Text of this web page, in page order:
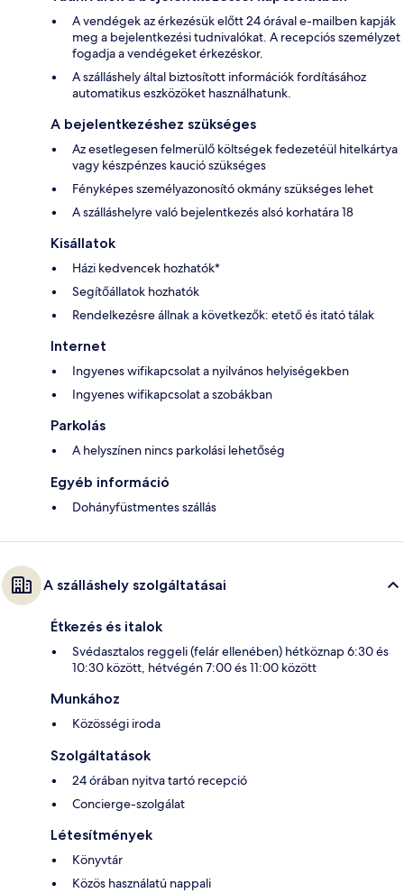
A vendégek az érkezésük előtt 24 órával e-mailben kapják
meg a bejelentkezési tudnivalókat. A recepciós személyzet
fogadja a vendégeket érkezéskor.
A szálláshely által biztosított információk fordításához
automatikus eszközöket használhatunk.
A bejelentkezéshez szükséges
Az esetlegesen felmerülő költségek fedezetéül hitelkártya
vagy készpénzes kaució szükséges
Fényképes személyazonosító okmány szükséges lehet
A szálláshelyre való bejelentkezés alsó korhatára 18
Kisállatok
Házi kedvencek hozhatók*
Segítőállatok hozhatók
Rendelkezésre állnak a következők: etető és itató tálak
Internet
Ingyenes wifikapcsolat a nyilvános helyiségekben
Ingyenes wifikapcsolat a szobákban
Parkolás
A helyszínen nincs parkolási lehetőség
Egyéb információ
Dohányfüstmentes szállás
A szálláshely szolgáltatásai
Étkezés és italok
Svédasztalos reggeli (felár ellenében) hétköznap 6:30 és
10:30 között, hétvégén 7:00 és 11:00 között
Munkához
Közösségi iroda
Szolgáltatások
24 órában nyitva tartó recepció
Concierge-szolgálat
Létesítmények
Könyvtár
Közös használatú nappali